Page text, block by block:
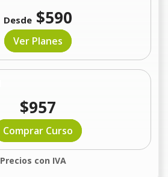
$957
Comprar Curso
Desde$590
Ver Planes
Precios con IVA